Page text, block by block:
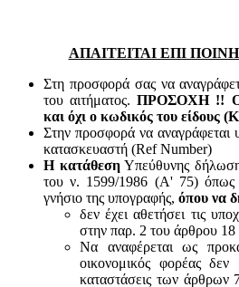
ΑΠΑΙΤΕΙΤΑΙ ΕΠΙ
Στη προσφορά σας να
του αιτήματος.ΠΡΟΣΟΧΗ !! Ο
και όχι ο κωδικός του είδους
Στην προσφορά να αναγράφεται
κατασκευαστή (Ref Number)
Η κατάθεσηΥπεύθυνης
του ν. 1599/1986 (Α' 75) όπως
γνήσιο της υπογραφής, όπου να
δεν έχει αθετήσει τις
στην παρ. 2 του άρθρου
Να αναφέρεται ως
οικονομικός φορέας
καταστάσεις των άρθρων